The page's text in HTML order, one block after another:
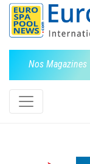
Nos Magazines